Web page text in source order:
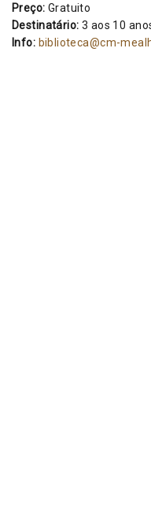
Preço: Gratuito
Destinatário: 3 aos 10
Info: biblioteca@cm-